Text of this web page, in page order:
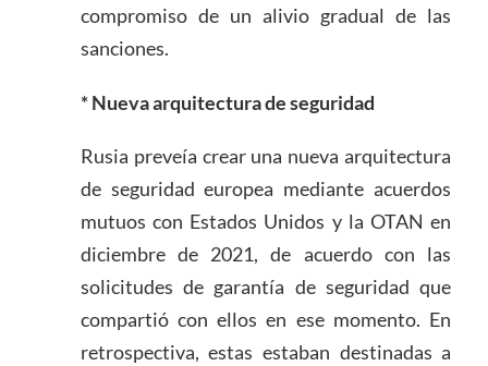
compromiso de un alivio gradual de las
sanciones.
* Nueva arquitectura de seguridad
Rusia preveía crear una nueva arquitectura
de seguridad europea mediante acuerdos
mutuos con Estados Unidos y la OTAN en
diciembre de 2021, de acuerdo con las
solicitudes de garantía de seguridad que
compartió con ellos en ese momento. En
retrospectiva, estas estaban destinadas a